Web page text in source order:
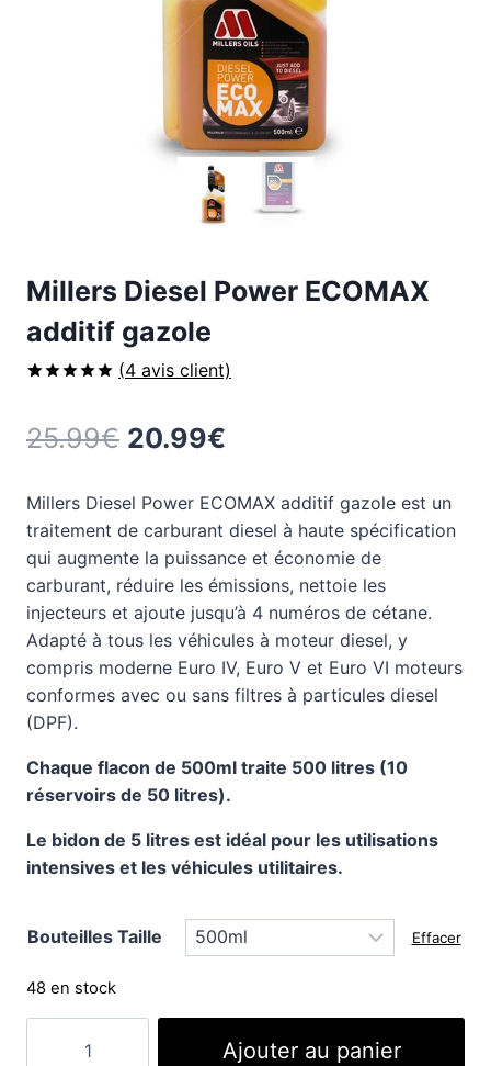
Millers Diesel Power ECOMAX
additif gazole
sur
notations
(4 avis client)
25.99€ Le
initial
était :
25.99€.
20.99€
actuel
est :
20.99€.
Millers Diesel Power ECOMAX additif gazole est un
traitement de carburant diesel à haute spécification
qui augmente la puissance et économie de
carburant, réduire les émissions, nettoie les
injecteurs et ajoute jusqu’à 4 numéros de cétane.
Adapté à tous les véhicules à moteur diesel, y
compris moderne Euro IV, Euro V et Euro VI moteurs
conformes avec ou sans filtres à particules diesel
(DPF).
Chaque flacon de 500ml traite 500 litres (10
réservoirs de 50 litres).
Le bidon de 5 litres est idéal pour les utilisations
intensives et les véhicules utilitaires.
Bouteilles Taille Effacer
48 en stock
Ajouter au panier